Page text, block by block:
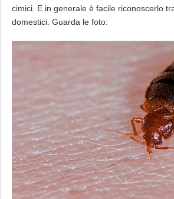
cimici. E in generale è facile riconoscerlo
domestici. Guarda le foto: